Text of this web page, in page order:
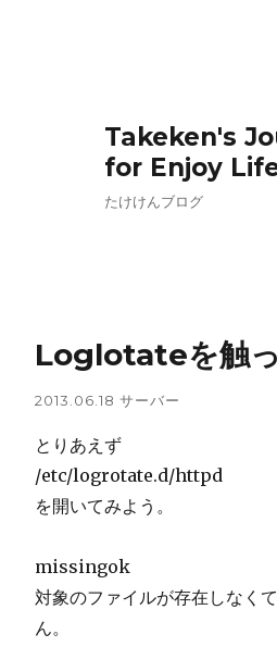
Takeken's
for Enjoy
たけけんブログ
Loglotateを触
2013.06.18 サーバー
とりあえず
/etc/logrotate.d/httpd
を開いてみよう。
missingok
対象のファイルが存在しなく
ん。